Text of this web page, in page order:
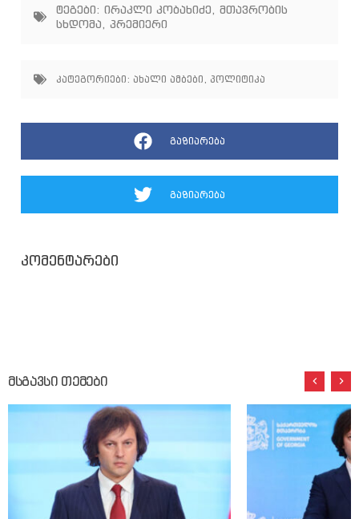
ტეგები: ირაკლი კობახიძე
მთავრობის
სხდომა
პრემიერი
კატეგორიები: ახალი ამბები , პოლიტიკა
გაზიარება
გაზიარება
კომენტარები
მსგავსი თემები